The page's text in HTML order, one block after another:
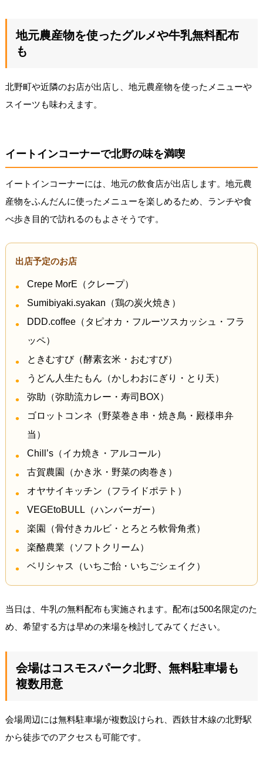
地元農産物を使ったグルメや牛乳無料配布
も
北野町や近隣のお店が出店し、地元農産物を使ったメニューや
スイーツも味わえます。
イートインコーナーで北野の味を満喫
イートインコーナーには、地元の飲食店が出店します。地元農
産物をふんだんに使ったメニューを楽しめるため、ランチや食
べ歩き目的で訪れるのもよさそうです。
出店予定のお店
Crepe MorE（クレープ）
Sumibiyaki.syakan（鶏の炭火焼き）
DDD.coffee（タピオカ・フルーツスカッシュ・フラ
ッペ）
ときむすび（酵素玄米・おむすび）
うどん人生たもん（かしわおにぎり・とり天）
弥助（弥助流カレー・寿司BOX）
ゴロットコンネ（野菜巻き串・焼き鳥・殿様串弁
当）
Chill’s（イカ焼き・アルコール）
古賀農園（かき氷・野菜の肉巻き）
オヤサイキッチン（フライドポテト）
VEGEtoBULL（ハンバーガー）
楽園（骨付きカルビ・とろとろ軟骨角煮）
楽酪農業（ソフトクリーム）
ベリシャス（いちご飴・いちごシェイク）
当日は、牛乳の無料配布も実施されます。配布は500名限定のた
め、希望する方は早めの来場を検討してみてください。
会場はコスモスパーク北野、無料駐車場も
複数用意
会場周辺には無料駐車場が複数設けられ、西鉄甘木線の北野駅
から徒歩でのアクセスも可能です。